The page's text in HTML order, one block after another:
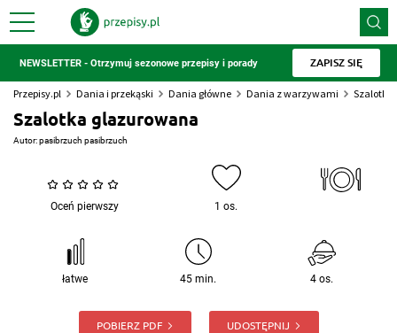
NEWSLETTER - Otrzymuj sezonowe przepisy i porady ZAPISZ SIĘ
Przepisy.pl Dania i przekąski Dania główne Dania z warzywami Szalotka
Szalotka glazurowana
Autor:pasibrzuch pasibrzuch
Oceń pierwszy 1 os.
łatwe 45 min. 4 os.
POBIERZ PDF UDOSTĘPNIJ